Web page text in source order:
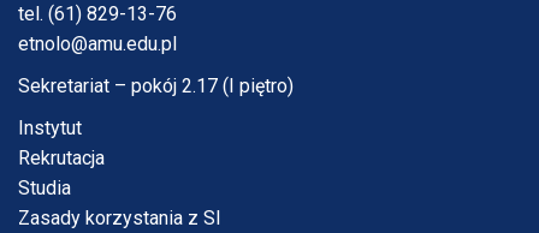
tel. (61) 829-13-76
etnolo@amu.edu.pl
Sekretariat – pokój 2.17 (I piętro)
Instytut
Rekrutacja
Studia
Zasady korzystania z SI